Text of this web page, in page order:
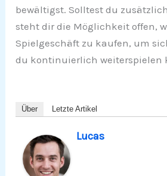
bewältigst. Solltest du
steht dir die Möglichkeit offen,
Spielgeschäft zu kaufen, um
du kontinuierlich weiterspielen
Über Letzte Artikel
Lucas